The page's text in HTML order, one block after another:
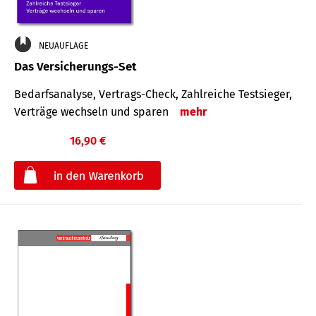
NEUAUFLAGE
Das Versicherungs-Set
Bedarfsanalyse, Vertrags-Check, Zahlreiche Testsieger,
Verträge wechseln und sparen
mehr
16,90 €